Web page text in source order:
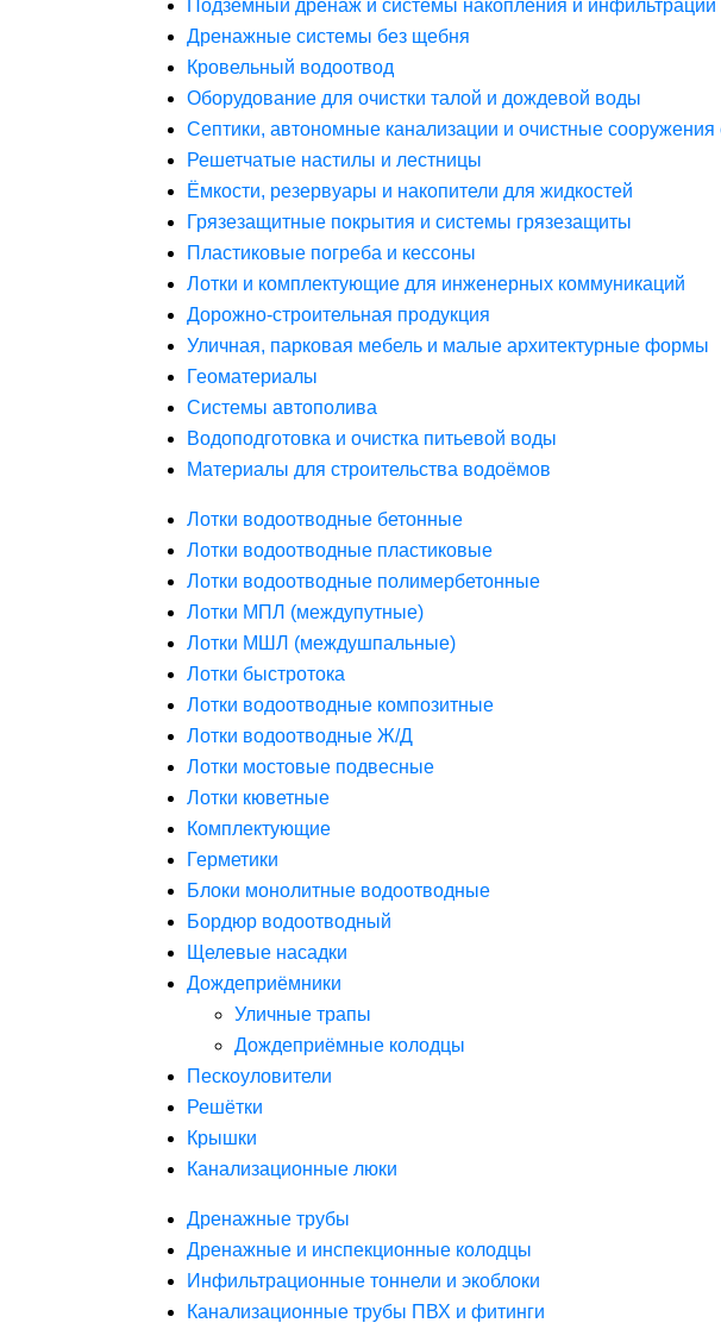
Подземный дренаж и системы накопления и инфильтрации
Дренажные системы без щебня
Кровельный водоотвод
Оборудование для очистки талой и дождевой воды
Септики, автономные канализации и очистные сооружения
Решетчатые настилы и лестницы
Ёмкости, резервуары и накопители для жидкостей
Грязезащитные покрытия и системы грязезащиты
Пластиковые погреба и кессоны
Лотки и комплектующие для инженерных коммуникаций
Дорожно-строительная продукция
Уличная, парковая мебель и малые архитектурные формы
Геоматериалы
Системы автополива
Водоподготовка и очистка питьевой воды
Материалы для строительства водоёмов
Лотки водоотводные бетонные
Лотки водоотводные пластиковые
Лотки водоотводные полимербетонные
Лотки МПЛ (междупутные)
Лотки МШЛ (междушпальные)
Лотки быстротока
Лотки водоотводные композитные
Лотки водоотводные Ж/Д
Лотки мостовые подвесные
Лотки кюветные
Комплектующие
Герметики
Блоки монолитные водоотводные
Бордюр водоотводный
Щелевые насадки
Дождеприёмники
Уличные трапы
Дождеприёмные колодцы
Пескоуловители
Решётки
Крышки
Канализационные люки
Дренажные трубы
Дренажные и инспекционные колодцы
Инфильтрационные тоннели и экоблоки
Канализационные трубы ПВХ и фитинги